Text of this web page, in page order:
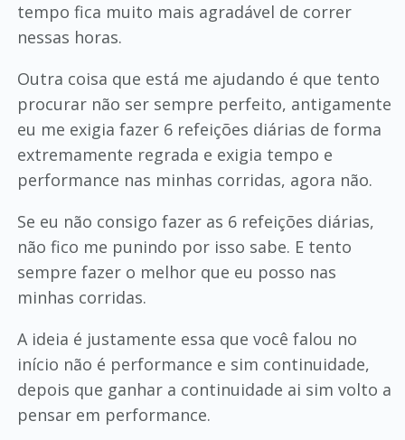
tempo fica muito mais agradável de correr
nessas horas.
Outra coisa que está me ajudando é que tento
procurar não ser sempre perfeito, antigamente
eu me exigia fazer 6 refeições diárias de forma
extremamente regrada e exigia tempo e
performance nas minhas corridas, agora não.
Se eu não consigo fazer as 6 refeições diárias,
não fico me punindo por isso sabe. E tento
sempre fazer o melhor que eu posso nas
minhas corridas.
A ideia é justamente essa que você falou no
início não é performance e sim continuidade,
depois que ganhar a continuidade ai sim volto a
pensar em performance.